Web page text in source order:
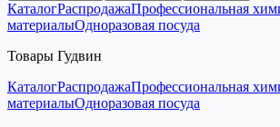
КаталогРаспродажаПрофессиональная
материалыОдноразовая посуда
Товары Гудвин
КаталогРаспродажаПрофессиональная
материалыОдноразовая посуда